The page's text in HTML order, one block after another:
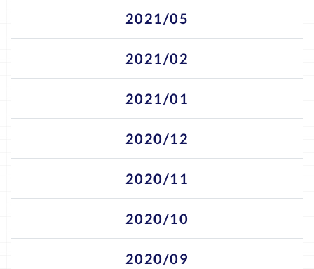
2021/05
2021/02
2021/01
2020/12
2020/11
2020/10
2020/09